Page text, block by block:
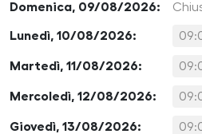
Domenica, 09/08/2026:
Lunedì, 10/08/2026:
Martedì, 11/08/2026:
Mercoledì, 12/08/2026:
Giovedì, 13/08/2026: